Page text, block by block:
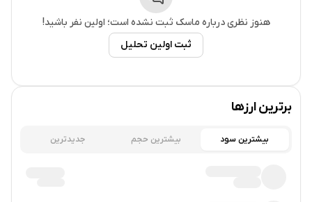
هنوز نظری درباره ماسک ثبت نشده است؛ اولین نفر باشید!
ثبت اولین تحلیل
برترین ارزها
بیشترین سود بیشترین حجم جدیدترین